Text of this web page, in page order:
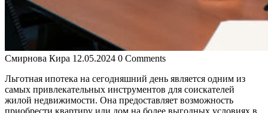
Смирнова Кира 12.05.2024 0 Comments
Льготная ипотека на сегодняшний день является одним из
самых привлекательных инструментов для соискателей
жилой недвижимости. Она предоставляет возможность
приобрести квартиру или дом на более выгодных условиях в